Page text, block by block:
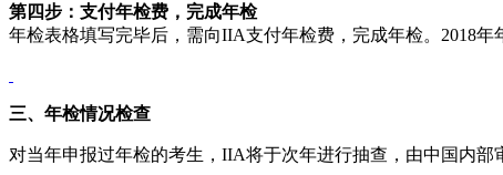
第四步：支付年检费，完成年检
年检表格填写完毕后，需向IIA支付年检费，完成年检。 2018年
三、年检情况检查
对当年申报过年检的考生，IIA将于次年进行抽查，由中国内